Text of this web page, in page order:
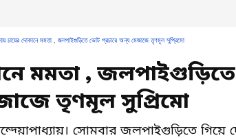
চায়ের দোকানে মমতা , জলপাইগুড়িতে ভোট প্রচারে অন্য মেজাজে তৃণমূল সুপ্রিমো
মমতা , জলপাইগুড়িতে
তৃণমূল সুপ্রিমো
সোমবার জলপাইগুড়িতে গিয়ে